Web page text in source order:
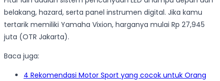
belakang, hazard, serta panel instrumen digital. Jika kamu
tertarik memiliki Yamaha Vixion, harganya mulai Rp 27,945
juta (OTR Jakarta).
Baca juga:
4 Rekomendasi Motor Sport yang cocok untuk Orang